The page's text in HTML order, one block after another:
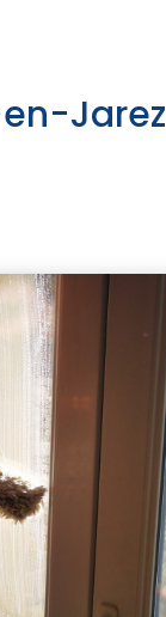
Jarez